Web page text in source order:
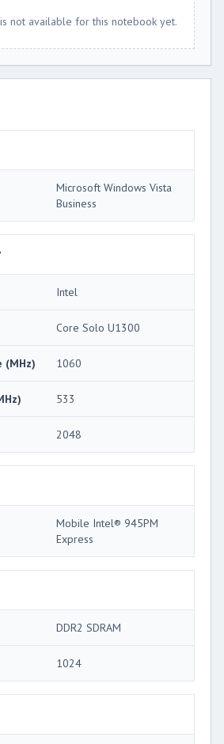
not available for this notebook yet.
Microsoft Windows Vista
Business
Intel
Core Solo U1300
(MHz) 1060
533
2048
Mobile Intel® 945PM
Express
DDR2 SDRAM
1024